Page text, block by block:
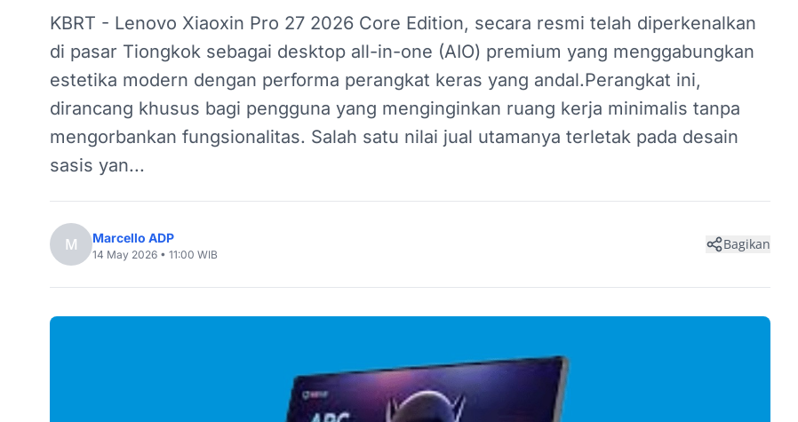
KBRT - Lenovo Xiaoxin Pro 27 2026 Core Edition, secara resmi telah diperkenalkan
di pasar Tiongkok sebagai desktop all-in-one (AIO) premium yang menggabungkan
estetika modern dengan performa perangkat keras yang andal.Perangkat ini,
dirancang khusus bagi pengguna yang menginginkan ruang kerja minimalis tanpa
mengorbankan fungsionalitas. Salah satu nilai jual utamanya terletak pada desain
sasis yan...
M Marcello ADP
14 May 2026 • 11:00 WIB
Bagikan